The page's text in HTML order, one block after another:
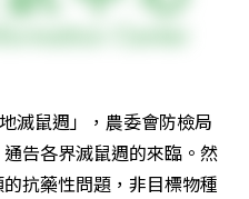
滅鼠週」，農委會防檢局
告各界滅鼠週的來臨。然
抗藥性問題，非目標物種